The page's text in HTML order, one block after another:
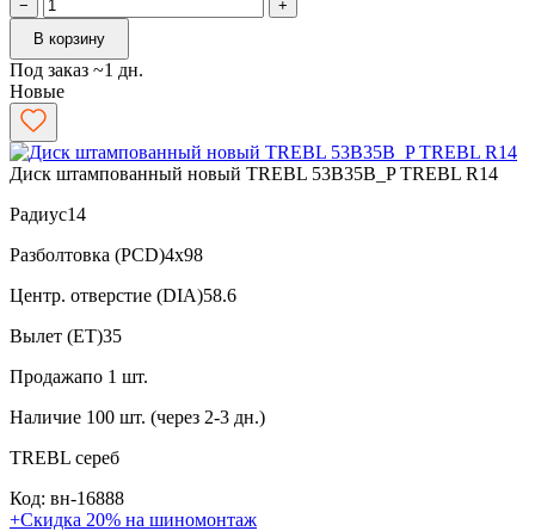
−
+
В корзину
Под заказ ~1 дн.
Новые
Диск штампованный новый TREBL 53B35B_P TREBL R14
Радиус14
Разболтовка (PCD)4x98
Центр. отверстие (DIA)58.6
Вылет (ET)35
Продажапо 1 шт.
Наличие 100 шт. (через 2-3 дн.)
TREBL сереб
Код: вн-16888
+Скидка 20% на шиномонтаж